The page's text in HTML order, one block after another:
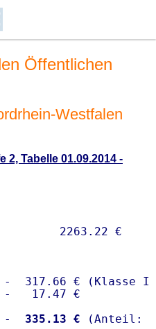
Öffentlichen
Westfalen
2, Tabelle 01.09.2014 -
317.66 € (Klasse I)
-   17.47 €
-
  335.13 €